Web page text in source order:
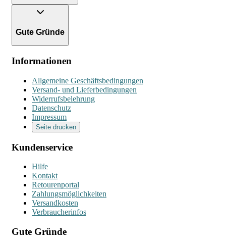
Gute Gründe
Informationen
Allgemeine Geschäftsbedingungen
Versand- und Lieferbedingungen
Widerrufsbelehrung
Datenschutz
Impressum
Seite drucken
Kundenservice
Hilfe
Kontakt
Retourenportal
Zahlungsmöglichkeiten
Versandkosten
Verbraucherinfos
Gute Gründe